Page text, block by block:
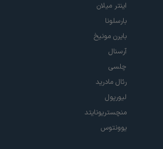
اینتر میلان
بارسلونا
بایرن مونیخ
آرسنال
چلسی
رئال مادرید
لیورپول
منچستریونایتد
یوونتوس